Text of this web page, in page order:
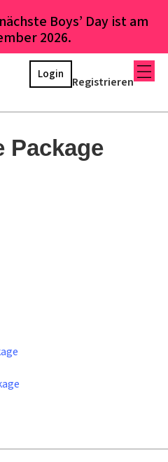
Boys’ Day ist am
2026.
Registrieren
Login
Package